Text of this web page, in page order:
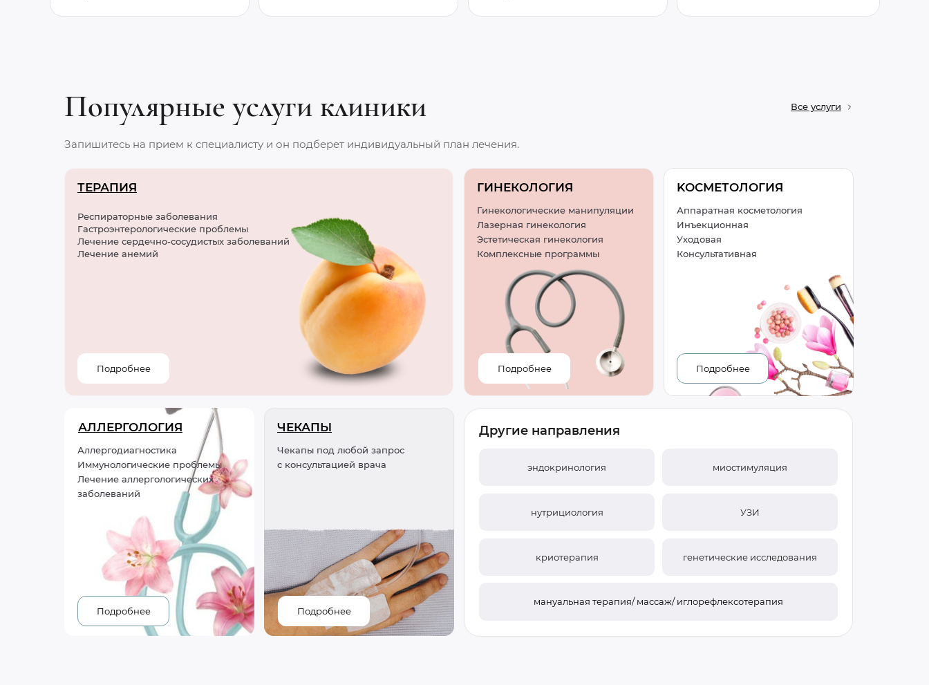
Популярные услуги клиники
Запишитесь на прием к специалисту и он подберет индивидуальный план лечения.
Все услуги
ТЕРАПИЯ
Респираторные заболевания
Гастроэнтерологические проблемы
Лечение сердечно-сосудистых заболеваний
Лечение анемий
Подробнее
Другие направления
эндокринология
нутрициология
криотерапия
миостимуляция
УЗИ
генетические исследования
мануальная терапия/ массаж/ иглорефлексотерапия
ГИНЕКОЛОГИЯ
Гинекологические манипуляции
Лазерная гинекология
Эстетическая гинекология
Комплексные программы
Аллергодиагностика
Иммунологические проблемы
Лечение аллергологических
заболеваний
АЛЛЕРГОЛОГИЯ
KОСМЕТОЛОГИЯ
Аппаратная косметология
Инъекционная
Уходовая
Консультативная
ЧЕКАПЫ
Чекапы под любой запрос
с консультацией врача
Подробнее Подробнее
Подробнее Подробнее